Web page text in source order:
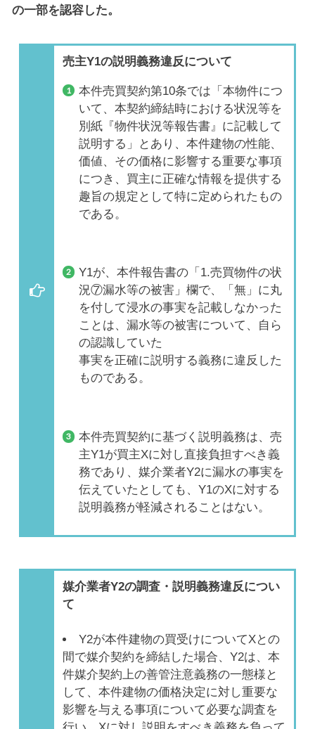
の一部を認容した。
売主Y1の説明義務違反について
本件売買契約第10条では「本物件につ
いて、本契約締結時における状況等を
別紙『物件状況等報告書』に記載して
説明する」とあり、本件建物の性能、
価値、その価格に影響する重要な事項
につき、買主に正確な情報を提供する
趣旨の規定として特に定められたもの
である。
Y1が、本件報告書の「1.売買物件の状
況⑦漏水等の被害」欄で、「無」に丸
を付して浸水の事実を記載しなかった
ことは、漏水等の被害について、自ら
の認識していた
事実を正確に説明する義務に違反した
ものである。
本件売買契約に基づく説明義務は、売
主Y1が買主Xに対し直接負担すべき義
務であり、媒介業者Y2に漏水の事実を
伝えていたとしても、Y1のXに対する
説明義務が軽減されることはない。
媒介業者Y2の調査・説明義務違反につい
て
Y2が本件建物の買受けについてXとの
間で媒介契約を締結した場合、Y2は、本
件媒介契約上の善管注意義務の一態様と
して、本件建物の価格決定に対し重要な
影響を与える事項について必要な調査を